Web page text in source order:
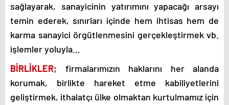
sağlayarak, sanayicinin yatırımını yapacağı arsayı
temin ederek, sınırları içinde hem ihtisas hem de
karma sanayici örgütlenmesini gerçekleştirmek vb.
işlemler yoluyla…
BİRLİKLER; firmalarımızın haklarını her alanda
korumak, birlikte hareket etme kabiliyetlerini
geliştirmek, ithalatçı ülke olmaktan kurtulmamız için